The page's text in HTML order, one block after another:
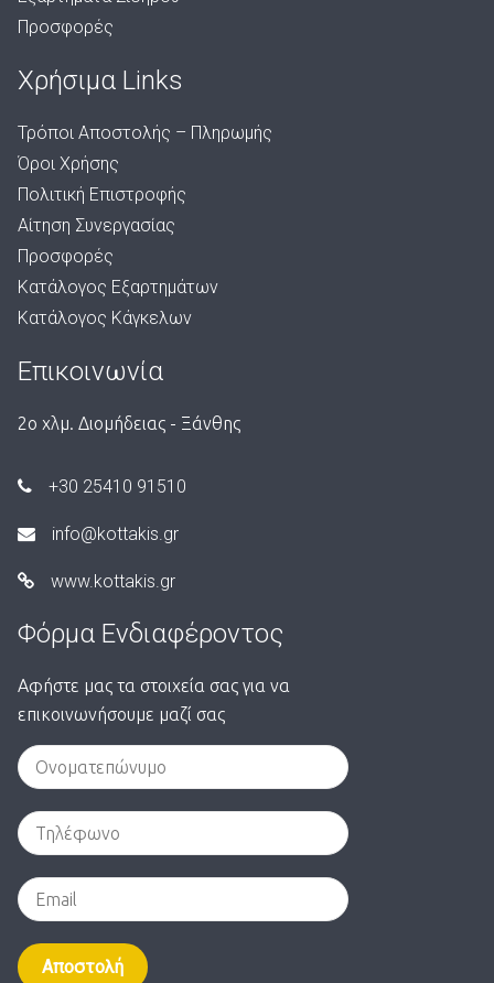
Προσφορές
Χρήσιμα Links
Τρόποι Αποστολής – Πληρωμής
Όροι Χρήσης
Πολιτική Επιστροφής
Αίτηση Συνεργασίας
Προσφορές
Κατάλογος Εξαρτημάτων
Κατάλογος Κάγκελων
Επικοινωνία
2ο χλμ. Διομήδειας - Ξάνθης
+30 25410 91510
info@kottakis.gr
www.kottakis.gr
Φόρμα Ενδιαφέροντος
Αφήστε μας τα στοιχεία σας για να
επικοινωνήσουμε μαζί σας